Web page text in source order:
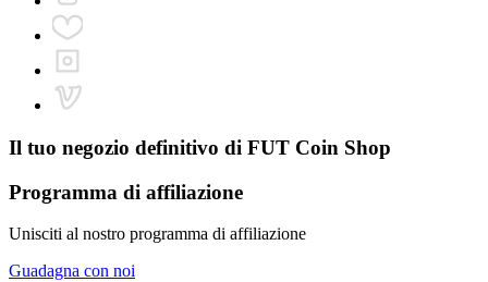
Il tuo negozio definitivo di FUT Coin Shop
Programma di affiliazione
Unisciti al nostro programma di affiliazione
Guadagna con noi